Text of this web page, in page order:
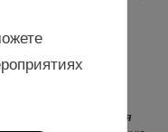
смерти от
безопасность для